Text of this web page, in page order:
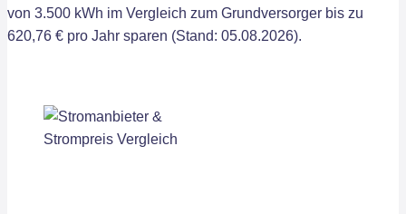
von 3.500 kWh im Vergleich zum Grundversorger bis zu
620,76 € pro Jahr sparen (Stand: 05.08.2026).